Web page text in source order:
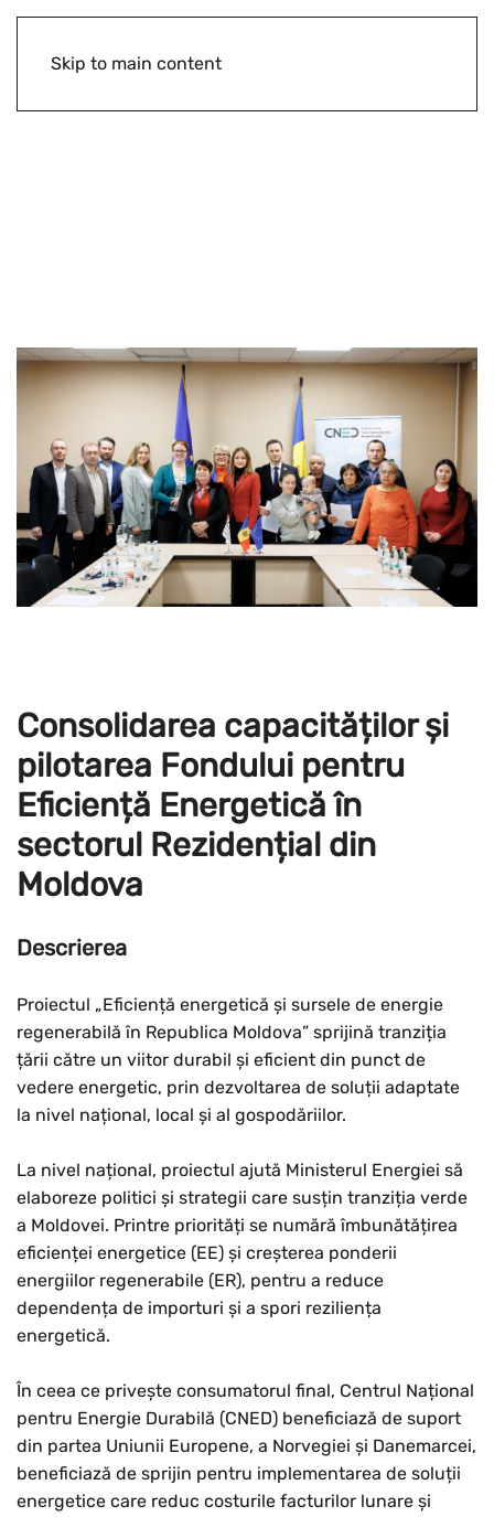
Skip to main content
Consolidarea capacităților și
pilotarea Fondului pentru
Eficiență Energetică în
sectorul Rezidențial din
Moldova
Descrierea
Proiectul „Eficiență energetică și sursele de energie
regenerabilă în Republica Moldova” sprijină tranziția
țării către un viitor durabil și eficient din punct de
vedere energetic, prin dezvoltarea de soluții adaptate
la nivel național, local și al gospodăriilor.
La nivel național, proiectul ajută Ministerul Energiei să
elaboreze politici și strategii care susțin tranziția verde
a Moldovei. Printre priorități se numără îmbunătățirea
eficienței energetice (EE) și creșterea ponderii
energiilor regenerabile (ER), pentru a reduce
dependența de importuri și a spori reziliența
energetică.
În ceea ce privește consumatorul final, Centrul Național
pentru Energie Durabilă (CNED) beneficiază de suport
din partea Uniunii Europene, a Norvegiei și Danemarcei,
beneficiază de sprijin pentru implementarea de soluții
energetice care reduc costurile facturilor lunare și